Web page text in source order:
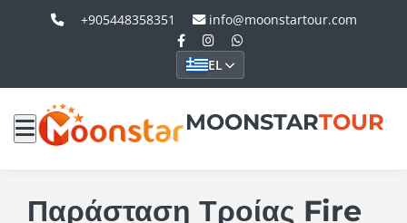
+905448358351 info@moonstartour.com
EL
MOONSTARTOUR
Παράσταση Τροίας Fire